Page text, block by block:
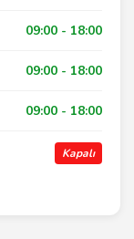
09:00 - 18:00
09:00 - 18:00
09:00 - 18:00
Kapalı